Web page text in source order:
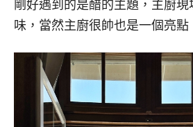
剛好遇到的是醋的主題，主廚現
味，當然主廚很帥也是一個亮點